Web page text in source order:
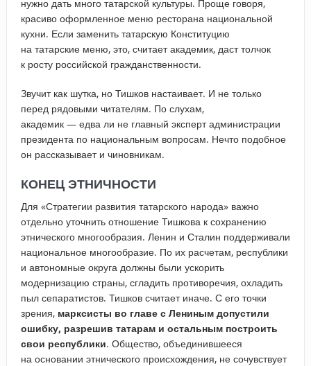
нужно дать много татарской культуры. Проще говоря,
красиво оформленное меню ресторана национальной
кухни. Если заменить татарскую Конституцию
на татарские меню, это, считает академик, даст толчок
к росту российской гражданственности.
Звучит как шутка, но Тишков настаивает. И не только
перед рядовыми читателям. По слухам,
академик — едва ли не главный эксперт администрации
президента по национальным вопросам. Нечто подобное
он рассказывает и чиновникам.
КОНЕЦ ЭТНИЧНОСТИ
Для «Стратегии развития татарского народа» важно
отдельно уточнить отношение Тишкова к сохранению
этнического многообразия. Ленин и Сталин поддерживали
национальное многообразие. По их расчетам, республики
и автономные округа должны были ускорить
модернизацию страны, сгладить противоречия, охладить
пыл сепаратистов. Тишков считает иначе. С его точки
зрения, марксисты во главе с Лениным допустили
ошибку, разрешив татарам и остальным построить
свои республики. Общество, объединившееся
на основании этнического происхождения, не сочувствует